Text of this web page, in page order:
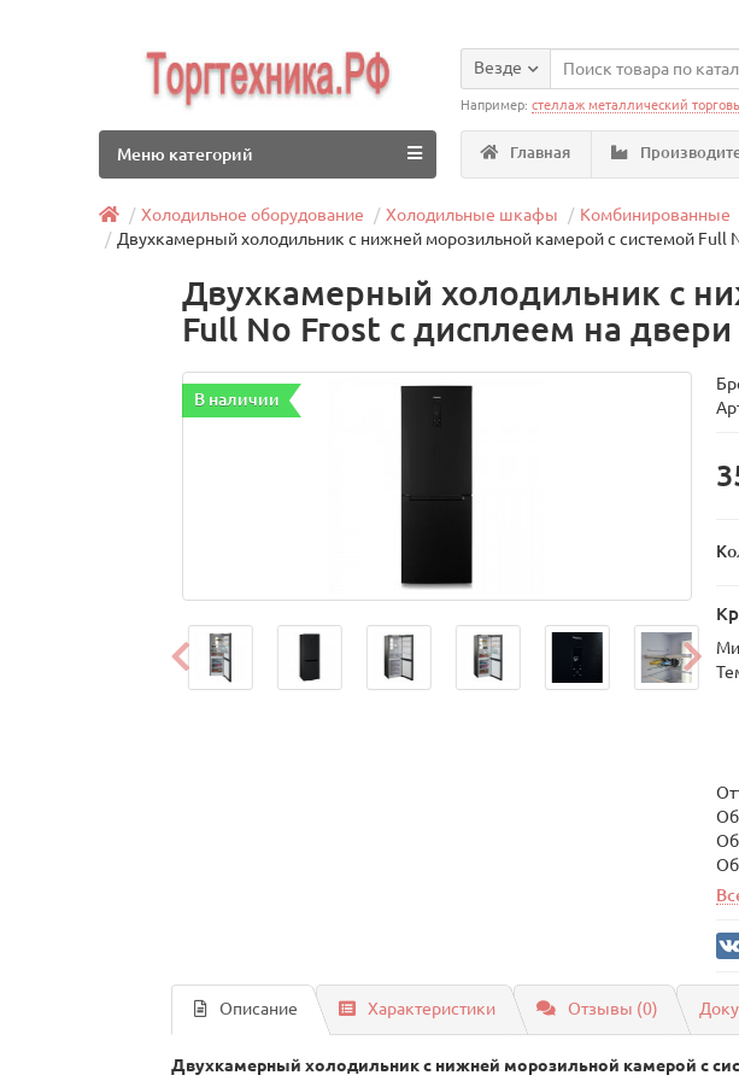
Везде
Например:стеллаж металлический
Главная
Меню категорий
Холодильное оборудование Холодильные шкафы
Комбинированные
Двухкамерный холодильник с нижней морозильной камерой с системой Full
Двухкамерный холодильник с
Full No Frost с дисплеем на
В наличии
Описание Характеристики Отзывы (0)
Двухкамерный холодильник с нижней морозильной камерой с